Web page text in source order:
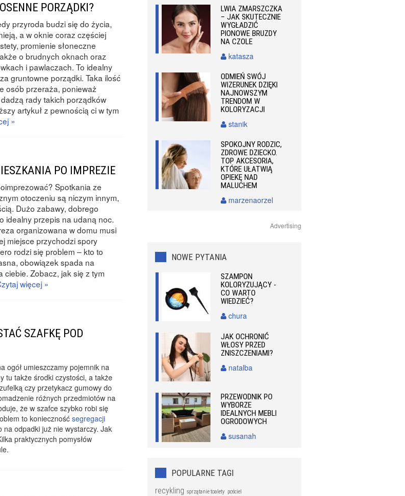
PORZĄDKI?
przyroda budzi się do życia,
a w oknie coraz częściej
promienie słoneczne
o brudnych oknach oraz
i pawlaczach. To idealny
gruntowne porządki. Taka ilość
osób przeraża, ponieważ
rady takich porządków
artykuł z pewnością ci w tym
»
PO IMPREZIE
Spotkania ze
otoczeniu są niczym innym,
Dużo zabawy, dobrego
idealny przepis na udaną noc.
organizowana w domu musi
miejsce przychodzi spory
rodzi się problem – kto to
obowiązek spada na
ciebie. Zobacz, jak się z tym
więcej »
SZAFKĘ POD
ogół umieszczamy pojemnik na
tu także środki czystości, a także
czy przetykacz gumowy do
różnych przedmiotów na
że w szafce szybko robi się
to koniecznośćsegregacji
na odpadki już nie wystarczy. Jak
praktycznych pomysłów
LWIA ZMARSZCZKA
– JAK SKUTECZNIE
WYGŁADZIĆ
PIONOWE BRUZDY
NA CZOLE
katasza
ODMIEŃ SWÓJ
WIZERUNEK DZIĘKI
NAJNOWSZYM
TRENDOM W
KOLORYZACJI
stanik
SPOKOJNY RODZIC,
ZDROWE DZIECKO.
TOP AKCESORIA,
KTÓRE UŁATWIĄ
OPIEKĘ NAD
MALUCHEM
marzenaorzel
Advertising
NOWE PYTANIA
SZAMPON
KOLORYZUJĄCY -
CO WARTO
WIEDZIEĆ?
chura
JAK OCHRONIĆ
WŁOSY PRZED
ZNISZCZENIAMI?
natalba
PRZEWODNIK PO
WYBORZE
IDEALNYCH MEBLI
OGRODOWYCH
susanah
POPULARNE TAGI
recykling sprzątanie toalety pościel